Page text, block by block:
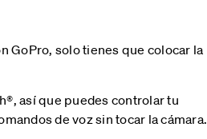
GoPro, solo tienes que colocar la
así que puedes controlar tu
de voz sin tocar la cámara.